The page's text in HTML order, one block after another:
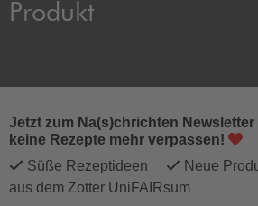
Produkt
Jetzt zum Na(s)chrichten Newsletter
keine Rezepte mehr verpassen!
Süße Rezeptideen
Neue
aus dem Zotter UniFAIRsum